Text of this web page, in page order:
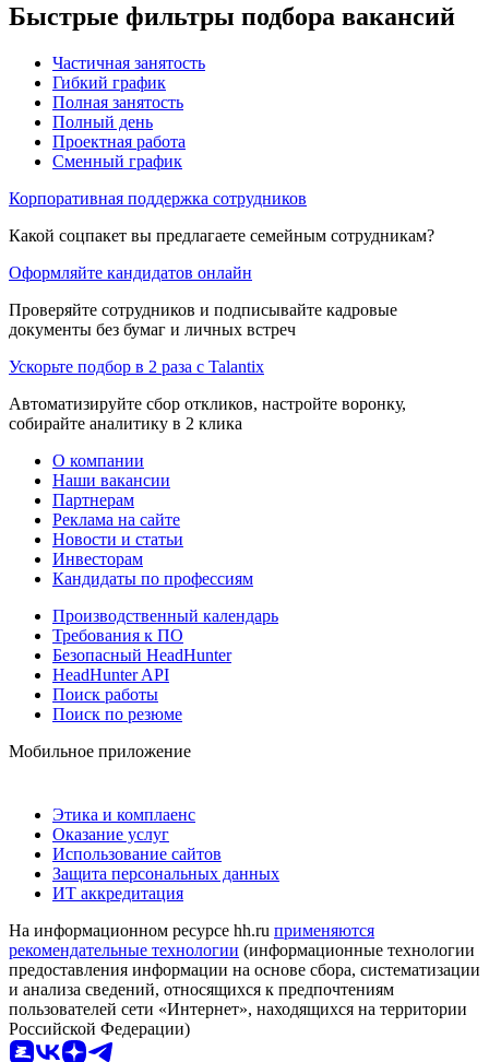
Быстрые фильтры подбора вакансий
Частичная занятость
Гибкий график
Полная занятость
Полный день
Проектная работа
Сменный график
Корпоративная поддержка сотрудников
Какой соцпакет вы предлагаете семейным сотрудникам?
Оформляйте кандидатов онлайн
Проверяйте сотрудников и подписывайте кадровые
документы без бумаг и личных встреч
Ускорьте подбор в 2 раза с Talantix
Автоматизируйте сбор откликов, настройте воронку,
собирайте аналитику в 2 клика
О компании
Наши вакансии
Партнерам
Реклама на сайте
Новости и статьи
Инвесторам
Кандидаты по профессиям
Производственный календарь
Требования к ПО
Безопасный HeadHunter
HeadHunter API
Поиск работы
Поиск по резюме
Мобильное приложение
Этика и комплаенс
Оказание услуг
Использование сайтов
Защита персональных данных
ИТ аккредитация
На информационном ресурсе hh.ru применяются
рекомендательные технологии (информационные технологии
предоставления информации на основе сбора, систематизации
и анализа сведений, относящихся к предпочтениям
пользователей сети «Интернет», находящихся на территории
Российской Федерации)